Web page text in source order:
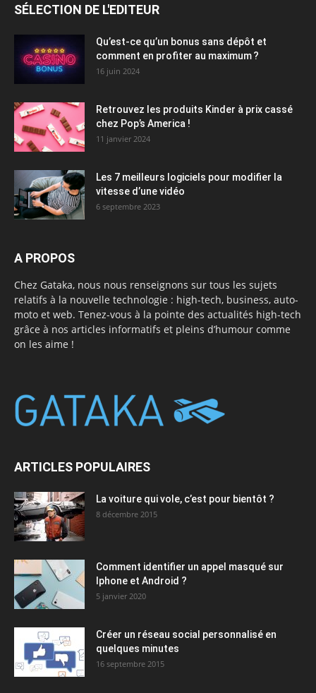
SÉLECTION DE L'EDITEUR
Qu’est-ce qu’un bonus sans dépôt et
comment en profiter au maximum ?
16 juin 2024
Retrouvez les produits Kinder à prix cassé
chez Pop’s America !
11 janvier 2024
Les 7 meilleurs logiciels pour modifier la
vitesse d’une vidéo
6 septembre 2023
A PROPOS
Chez Gataka, nous nous renseignons sur tous les sujets
relatifs à la nouvelle technologie : high-tech, business, auto-
moto et web. Tenez-vous à la pointe des actualités high-tech
grâce à nos articles informatifs et pleins d’humour comme
on les aime !
ARTICLES POPULAIRES
La voiture qui vole, c’est pour bientôt ?
8 décembre 2015
Comment identifier un appel masqué sur
Iphone et Android ?
5 janvier 2020
Créer un réseau social personnalisé en
quelques minutes
16 septembre 2015